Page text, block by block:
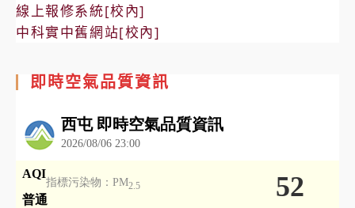
線上報修系統[校內]
中科實中舊網站[校內]
即時空氣品質資訊